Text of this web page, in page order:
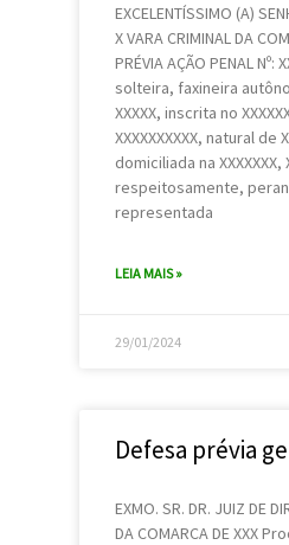
EXCELENTÍSSIMO (A)
X VARA CRIMINAL DA
PRÉVIA AÇÃO PENAL Nº:
solteira, faxineira
XXXXX, inscrita no
XXXXXXXXXX, natural de
domiciliada na XXXXXXX,
respeitosamente,
representada
LEIA MAIS »
29/01/2024
Defesa prévia
EXMO. SR. DR. JUIZ DE
DA COMARCA DE XXX